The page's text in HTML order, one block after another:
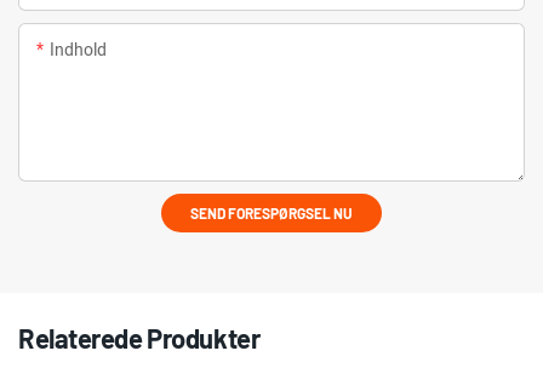
Indhold
SEND FORESPØRGSEL NU
Relaterede Produkter